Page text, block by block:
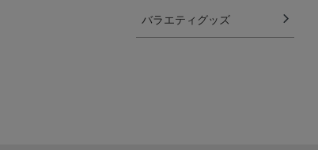
バラエティグッズ